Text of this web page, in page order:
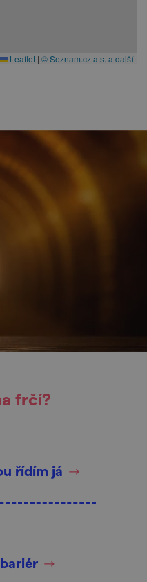
Leaflet | © Seznam.cz a.s. a další
frčí?
řídím já